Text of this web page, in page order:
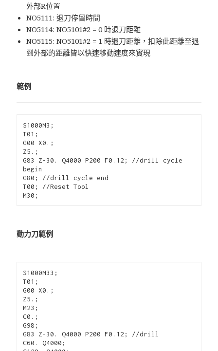
外部R位置
NO5111: 退刀停留時間
NO5114: NO5101#2 = 0 時退刀距離
NO5115: NO5101#2 = 1 時退刀距離，扣除此距離至退
到外部的距離皆以快速移動速度來實現
範例
S1000M3;
T01;
G00 X0.;
Z5.;
G83 Z-30. Q4000 P200 F0.12; //drill cycle
begin
G80; //drill cycle end
T00; //Reset Tool
M30;
動力刀範例
S1000M33;
T01;
G00 X0.;
Z5.;
M23;
C0.;
G98;
G83 Z-30. Q4000 P200 F0.12; //drill
C60. Q4000;